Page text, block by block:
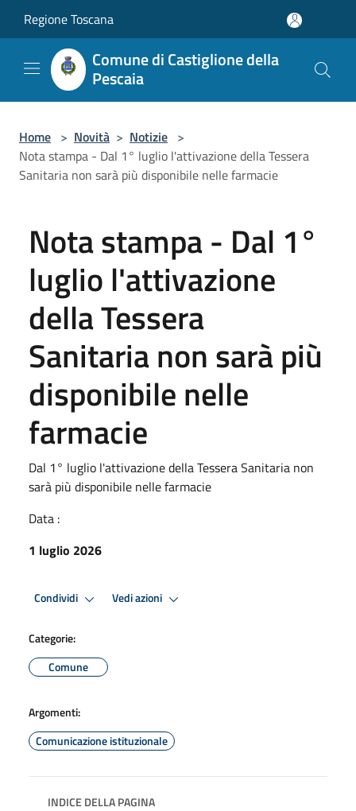
Regione Toscana
Comune di Castiglione della
Pescaia
Home > Novità > Notizie >
Nota stampa - Dal 1° luglio l'attivazione della Tessera
Sanitaria non sarà più disponibile nelle farmacie
Nota stampa - Dal 1°
luglio l'attivazione
della Tessera
Sanitaria non sarà più
disponibile nelle
farmacie
Dal 1° luglio l'attivazione della Tessera Sanitaria non
sarà più disponibile nelle farmacie
Data :
1 luglio 2026
Condividi Vedi azioni
Categorie:
Comune
Argomenti:
Comunicazione istituzionale
INDICE DELLA PAGINA